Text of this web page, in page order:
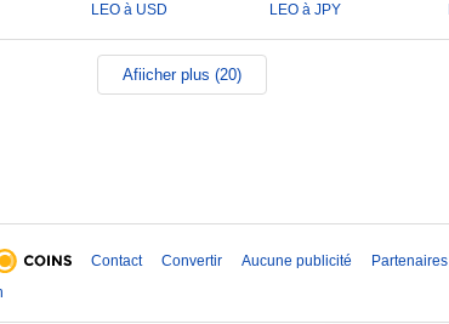
LEO à USD LEO à JPY
Afiicher plus (20)
Contact Convertir Aucune publicité Partenaires